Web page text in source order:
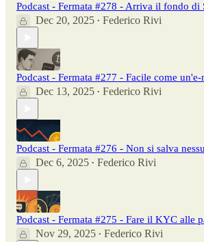
Podcast - Fermata #278 - Arriva il fondo di
Dec 20, 2025 • Federico Rivi
Podcast - Fermata #277 - Facile come
Dec 13, 2025 • Federico Rivi
Podcast - Fermata #276 - Non si salva
Dec 6, 2025 • Federico Rivi
Podcast - Fermata #275 - Fare il KYC alle
Nov 29, 2025 • Federico Rivi